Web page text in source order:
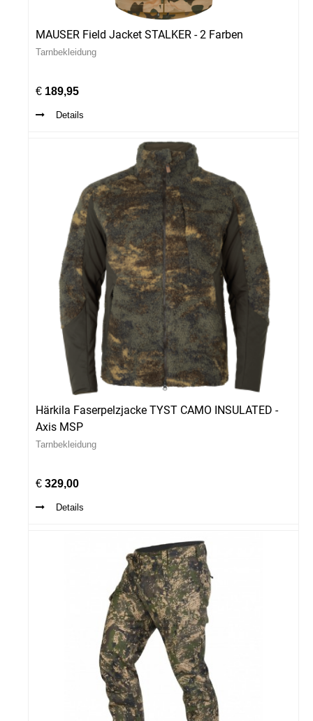
MAUSER Field Jacket STALKER - 2 Farben
Tarnbekleidung
€ 189,95
Details
Härkila Faserpelzjacke TYST CAMO INSULATED -
Axis MSP
Tarnbekleidung
€ 329,00
Details